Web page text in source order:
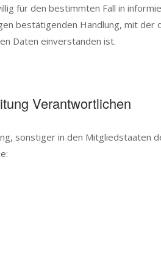
für den bestimmten Fall in
bestätigenden Handlung, mit
Daten einverstanden ist.
Verantwortlichen
sonstiger in den Mitgliedstaaten